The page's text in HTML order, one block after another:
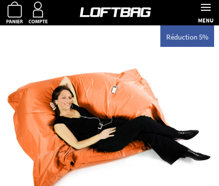
MENU
Réduction 5%